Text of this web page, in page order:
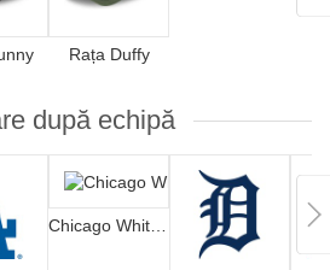
Rața Duffy
după echipă
Chicago White Sox